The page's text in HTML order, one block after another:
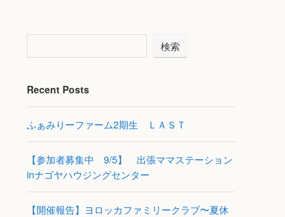
検索
Recent Posts
ふぁみりーファーム2期生 ＬＡＳＴ
【参加者募集中 9/5】 出張ママステーション
inナゴヤハウジングセンター
【開催報告】ヨロッカファミリークラブ〜夏休